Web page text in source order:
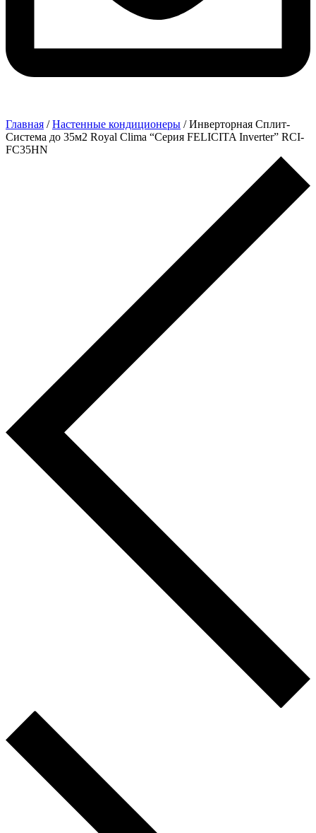
Главная /Настенные кондиционеры / Инверторная Сплит-
Система до 35м2 Royal Clima “Серия FELICITA Inverter” RCI-
FC35HN